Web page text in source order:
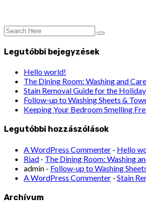
Legutóbbi bejegyzések
Hello world!
The Dining Room: Washing and
Stain Removal Guide for the
Follow-up to Washing Sheets &
Keeping Your Bedroom Smelling
Legutóbbi hozzászólások
A WordPress Commenter - Hello
Riad - The Dining Room: Washing
admin - Follow-up to Washing
A WordPress Commenter - Stain
Archívum